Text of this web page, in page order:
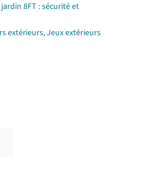
8FT : sécurité et
extérieurs,Jeux extérieurs